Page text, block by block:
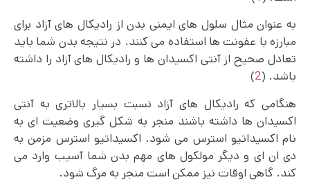
به عنوان مثال سلول های ایمنی بدن از رادیکال های آزاد برای
مبارزه با عفونت ها استفاده می کنند. در نتیجه بدن شما باید
تعادل صحیح از آنتی اکسیدان ها و رادیکال های آزاد را داشته
باشد. (2
)
هنگامی که رادیکال های آزاد نسبت بسیار بالاتری به آنتی
اکسیدان ها داشته باشند منجر به شکل گیری وضعیت ای به
نام اکسیداتیو استرس می شود. اکسیداتیو استرس مزمن به
دی ان ای و دیگر مولکول های مهم بدن شما آسیب وارد می
کند. گاهی اوقات نیز ممکن است منجر به مرگ شود.